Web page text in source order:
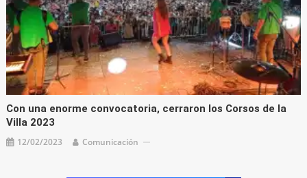
Con una enorme convocatoria, cerraron los Corsos de la
Villa 2023
12/02/2023 Comunicación